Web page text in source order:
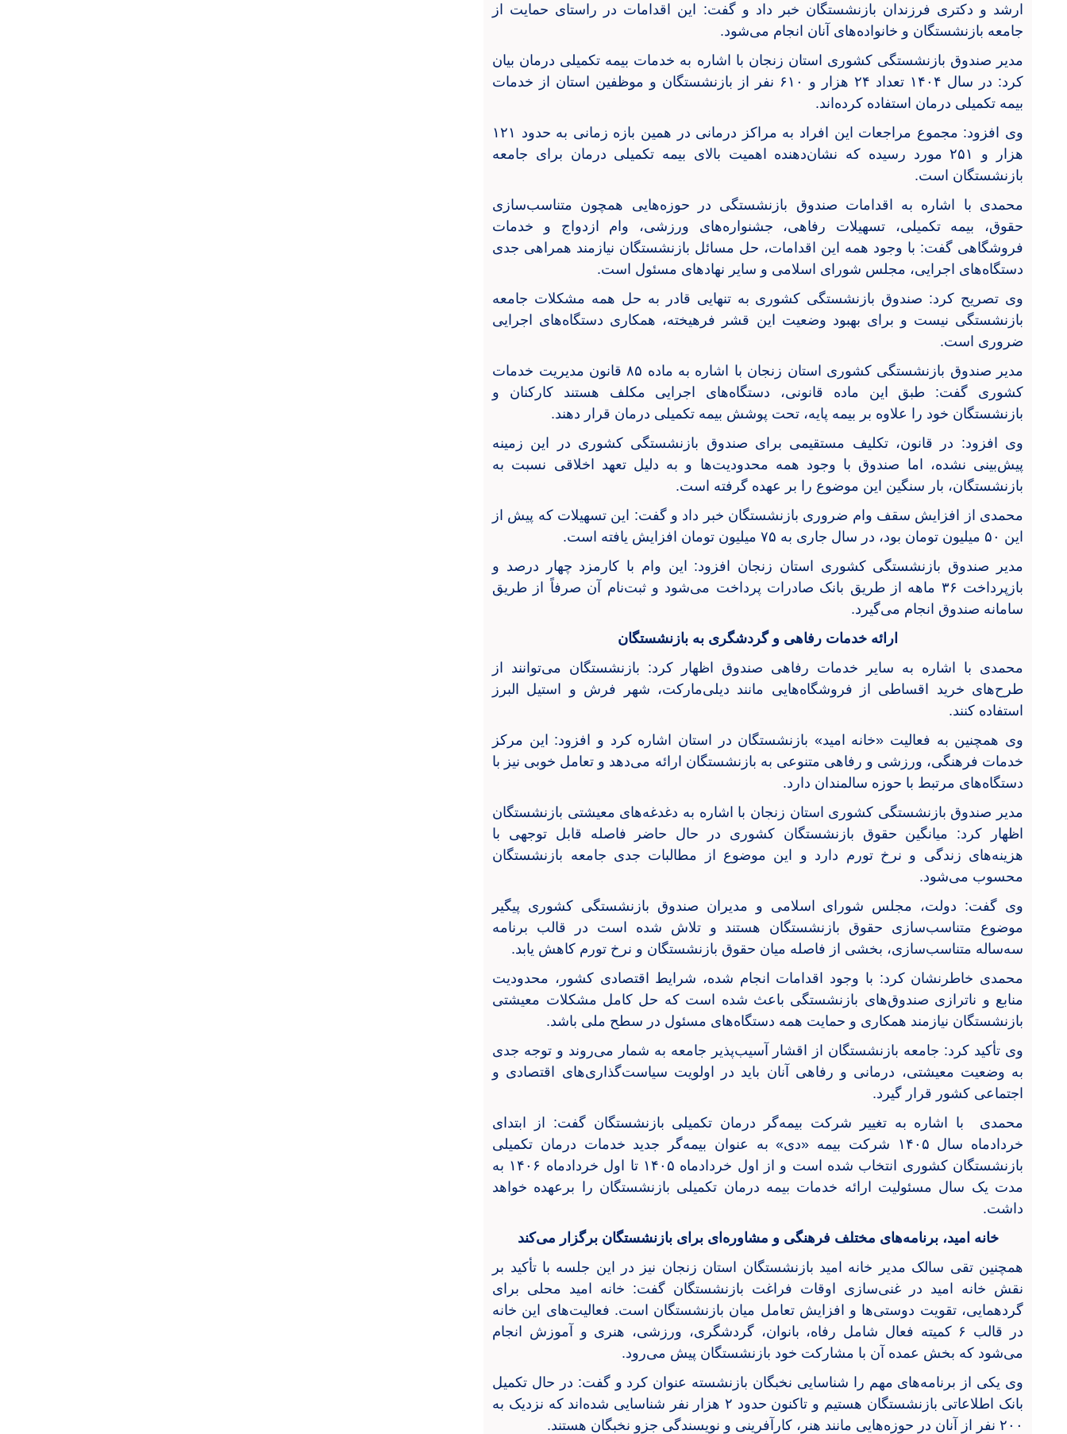
ارشد و دکتری فرزندان بازنشستگان خبر داد و گفت: این اقدامات در راستای حمایت از
جامعه بازنشستگان و خانواده‌های آنان انجام می‌شود.
مدیر صندوق بازنشستگی کشوری استان زنجان با اشاره به خدمات بیمه تکمیلی درمان بیان
کرد: در سال ۱۴۰۴ تعداد ۲۴ هزار و ۶۱۰ نفر از بازنشستگان و موظفین استان از خدمات
بیمه تکمیلی درمان استفاده کرده‌اند.
وی افزود: مجموع مراجعات این افراد به مراکز درمانی در همین بازه زمانی به حدود ۱۲۱
هزار و ۲۵۱ مورد رسیده که نشان‌دهنده اهمیت بالای بیمه تکمیلی درمان برای جامعه
بازنشستگان است.
محمدی با اشاره به اقدامات صندوق بازنشستگی در حوزه‌هایی همچون متناسب‌سازی
حقوق، بیمه تکمیلی، تسهیلات رفاهی، جشنواره‌های ورزشی، وام ازدواج و خدمات
فروشگاهی گفت: با وجود همه این اقدامات، حل مسائل بازنشستگان نیازمند همراهی جدی
دستگاه‌های اجرایی، مجلس شورای اسلامی و سایر نهادهای مسئول است.
وی تصریح کرد: صندوق بازنشستگی کشوری به تنهایی قادر به حل همه مشکلات جامعه
بازنشستگی نیست و برای بهبود وضعیت این قشر فرهیخته، همکاری دستگاه‌های اجرایی
ضروری است.
مدیر صندوق بازنشستگی کشوری استان زنجان با اشاره به ماده ۸۵ قانون مدیریت خدمات
کشوری گفت: طبق این ماده قانونی، دستگاه‌های اجرایی مکلف هستند کارکنان و
بازنشستگان خود را علاوه بر بیمه پایه، تحت پوشش بیمه تکمیلی درمان قرار دهند.
وی افزود: در قانون، تکلیف مستقیمی برای صندوق بازنشستگی کشوری در این زمینه
پیش‌بینی نشده، اما صندوق با وجود همه محدودیت‌ها و به دلیل تعهد اخلاقی نسبت به
بازنشستگان، بار سنگین این موضوع را بر عهده گرفته است.
محمدی از افزایش سقف وام ضروری بازنشستگان خبر داد و گفت: این تسهیلات که پیش از
این ۵۰ میلیون تومان بود، در سال جاری به ۷۵ میلیون تومان افزایش یافته است.
مدیر صندوق بازنشستگی کشوری استان زنجان افزود: این وام با کارمزد چهار درصد و
بازپرداخت ۳۶ ماهه از طریق بانک صادرات پرداخت می‌شود و ثبت‌نام آن صرفاً از طریق
سامانه صندوق انجام می‌گیرد.
ارائه خدمات رفاهی و گردشگری به بازنشستگان
محمدی با اشاره به سایر خدمات رفاهی صندوق اظهار کرد: بازنشستگان می‌توانند از
طرح‌های خرید اقساطی از فروشگاه‌هایی مانند دیلی‌مارکت، شهر فرش و استیل البرز
استفاده کنند.
وی همچنین به فعالیت «خانه امید» بازنشستگان در استان اشاره کرد و افزود: این مرکز
خدمات فرهنگی، ورزشی و رفاهی متنوعی به بازنشستگان ارائه می‌دهد و تعامل خوبی نیز با
دستگاه‌های مرتبط با حوزه سالمندان دارد.
مدیر صندوق بازنشستگی کشوری استان زنجان با اشاره به دغدغه‌های معیشتی بازنشستگان
اظهار کرد: میانگین حقوق بازنشستگان کشوری در حال حاضر فاصله قابل توجهی با
هزینه‌های زندگی و نرخ تورم دارد و این موضوع از مطالبات جدی جامعه بازنشستگان
محسوب می‌شود.
وی گفت: دولت، مجلس شورای اسلامی و مدیران صندوق بازنشستگی کشوری پیگیر
موضوع متناسب‌سازی حقوق بازنشستگان هستند و تلاش شده است در قالب برنامه
سه‌ساله متناسب‌سازی، بخشی از فاصله میان حقوق بازنشستگان و نرخ تورم کاهش یابد.
محمدی خاطرنشان کرد: با وجود اقدامات انجام شده، شرایط اقتصادی کشور، محدودیت
منابع و ناترازی صندوق‌های بازنشستگی باعث شده است که حل کامل مشکلات معیشتی
بازنشستگان نیازمند همکاری و حمایت همه دستگاه‌های مسئول در سطح ملی باشد.
وی تأکید کرد: جامعه بازنشستگان از اقشار آسیب‌پذیر جامعه به شمار می‌روند و توجه جدی
به وضعیت معیشتی، درمانی و رفاهی آنان باید در اولویت سیاست‌گذاری‌های اقتصادی و
اجتماعی کشور قرار گیرد.
محمدی با اشاره به تغییر شرکت بیمه‌گر درمان تکمیلی بازنشستگان گفت: از ابتدای
خردادماه سال ۱۴۰۵ شرکت بیمه «دی» به عنوان بیمه‌گر جدید خدمات درمان تکمیلی
بازنشستگان کشوری انتخاب شده است و از اول خردادماه ۱۴۰۵ تا اول خردادماه ۱۴۰۶ به
مدت یک سال مسئولیت ارائه خدمات بیمه درمان تکمیلی بازنشستگان را برعهده خواهد
داشت.
خانه امید، برنامه‌های مختلف فرهنگی و مشاوره‌ای برای بازنشستگان برگزار می‌کند
همچنین تقی سالک مدیر خانه امید بازنشستگان استان زنجان نیز در این جلسه با تأکید بر
نقش خانه امید در غنی‌سازی اوقات فراغت بازنشستگان گفت: خانه امید محلی برای
گردهمایی، تقویت دوستی‌ها و افزایش تعامل میان بازنشستگان است. فعالیت‌های این خانه
در قالب ۶ کمیته فعال شامل رفاه، بانوان، گردشگری، ورزشی، هنری و آموزش انجام
می‌شود که بخش عمده آن با مشارکت خود بازنشستگان پیش می‌رود.
وی یکی از برنامه‌های مهم را شناسایی نخبگان بازنشسته عنوان کرد و گفت: در حال تکمیل
بانک اطلاعاتی بازنشستگان هستیم و تاکنون حدود ۲ هزار نفر شناسایی شده‌اند که نزدیک به
۲۰۰ نفر از آنان در حوزه‌هایی مانند هنر، کارآفرینی و نویسندگی جزو نخبگان هستند.